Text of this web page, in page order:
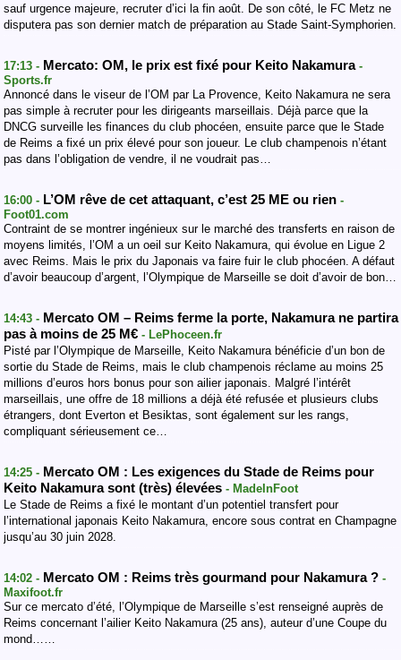
sauf urgence majeure, recruter d’ici la fin août. De son côté, le FC Metz ne
disputera pas son dernier match de préparation au Stade Saint-Symphorien.
17:13 - Mercato: OM, le prix est fixé pour Keito Nakamura -
Sports.fr
Annoncé dans le viseur de l’OM par La Provence, Keito Nakamura ne sera
pas simple à recruter pour les dirigeants marseillais. Déjà parce que la
DNCG surveille les finances du club phocéen, ensuite parce que le Stade
de Reims a fixé un prix élevé pour son joueur. Le club champenois n’étant
pas dans l’obligation de vendre, il ne voudrait pas…
16:00 - L’OM rêve de cet attaquant, c’est 25 ME ou rien -
Foot01.com
Contraint de se montrer ingénieux sur le marché des transferts en raison de
moyens limités, l’OM a un oeil sur Keito Nakamura, qui évolue en Ligue 2
avec Reims. Mais le prix du Japonais va faire fuir le club phocéen. A défaut
d’avoir beaucoup d’argent, l’Olympique de Marseille se doit d’avoir de bon…
14:43 - Mercato OM – Reims ferme la porte, Nakamura ne partira
pas à moins de 25 M€ - LePhoceen.fr
Pisté par l’Olympique de Marseille, Keito Nakamura bénéficie d’un bon de
sortie du Stade de Reims, mais le club champenois réclame au moins 25
millions d’euros hors bonus pour son ailier japonais. Malgré l’intérêt
marseillais, une offre de 18 millions a déjà été refusée et plusieurs clubs
étrangers, dont Everton et Besiktas, sont également sur les rangs,
compliquant sérieusement ce…
14:25 - Mercato OM : Les exigences du Stade de Reims pour
Keito Nakamura sont (très) élevées - MadeInFoot
Le Stade de Reims a fixé le montant d’un potentiel transfert pour
l’international japonais Keito Nakamura, encore sous contrat en Champagne
jusqu’au 30 juin 2028.
14:02 - Mercato OM : Reims très gourmand pour Nakamura ? -
Maxifoot.fr
Sur ce mercato d’été, l’Olympique de Marseille s’est renseigné auprès de
Reims concernant l’ailier Keito Nakamura (25 ans), auteur d’une Coupe du
mond……